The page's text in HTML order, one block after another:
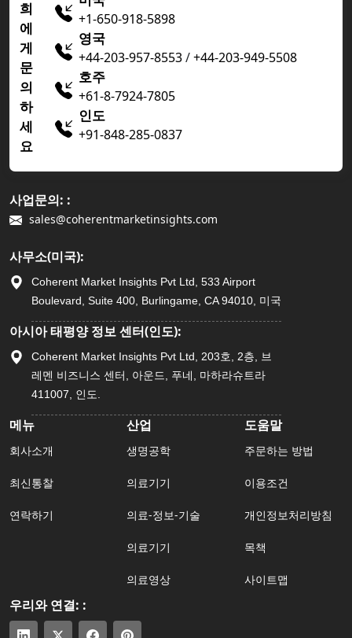
희
에
게
문
의
하
세
요
+1-650-918-5898
영국
+44-203-957-8553/+44-203-949-5508
호주
+61-8-7924-7805
인도
+91-848-285-0837
사업문의: :
sales@coherentmarketinsights.com
사무소(미국):
Coherent Market Insights Pvt Ltd, 533 Airport
Boulevard, Suite 400, Burlingame, CA 94010, 미국
아시아 태평양 정보 센터(인도):
Coherent Market Insights Pvt Ltd, 203호, 2층, 브
레멘 비즈니스 센터, 아운드, 푸네, 마하라슈트라
411007, 인도.
메뉴
회사소개
최신통찰
연락하기
산업
생명공학
의료기기
의료-정보-기술
의료기기
의료영상
도움말
주문하는 방법
이용조건
개인정보처리방침
목책
사이트맵
우리와 연결: :